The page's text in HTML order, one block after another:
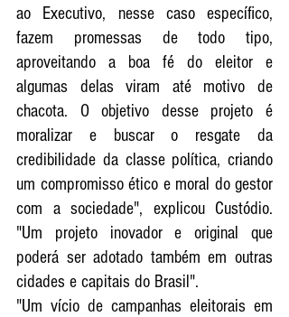
ao Executivo, nesse caso específico,
fazem promessas de todo tipo,
aproveitando a boa fé do eleitor e
algumas delas viram até motivo de
chacota. O objetivo desse projeto é
moralizar e buscar o resgate da
credibilidade da classe política, criando
um compromisso ético e moral do gestor
com a sociedade", explicou Custódio.
"Um projeto inovador e original que
poderá ser adotado também em outras
cidades e capitais do Brasil".
"Um vício de campanhas eleitorais em